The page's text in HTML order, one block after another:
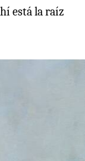
está la raíz